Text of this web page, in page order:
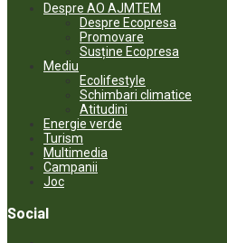
Despre AO AJMTEM
Despre Ecopresa
Promovare
Susține Ecopresa
Mediu
Ecolifestyle
Schimbari climatice
Atitudini
Energie verde
Turism
Multimedia
Campanii
Joc
Social